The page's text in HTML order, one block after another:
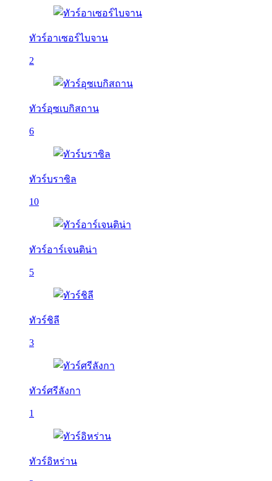
ทัวร์อาเซอร์ไบจาน
2
ทัวร์อุซเบกิสถาน
6
ทัวร์บราซิล
10
ทัวร์อาร์เจนติน่า
5
ทัวร์ชิลี
3
ทัวร์ศรีลังกา
1
ทัวร์อิหร่าน